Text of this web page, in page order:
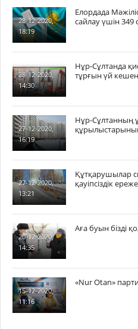
28-12-2020,
18:19
Елордада
сайлау үшін 349
28-12-2020,
14:30
Нұр-Сұлтанда
тұрғын үй
27-12-2020,
16:19
Нұр-Сұлтанның
құрылыстарының
27-12-2020,
13:21
Құтқарушылар
қауіпсіздік
20-12-2020,
14:35
Аға буын бізді
15-12-2020,
11:16
«Nur Otan»